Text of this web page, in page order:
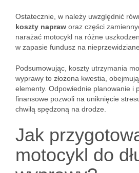
Ostatecznie, w należy uwzględnić
koszty napraw oraz części
narażać motocykl na różne
w zapasie fundusz na
Podsumowując, koszty utrzymania
wyprawy to złożona kwestia,
elementy. Odpowiednie planowanie i
finansowe pozwoli na uniknięcie
chwilą spędzoną na drodze.
Jak
motocykl do